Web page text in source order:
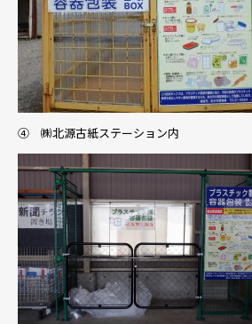
④ ㈱北源古紙ステーション内